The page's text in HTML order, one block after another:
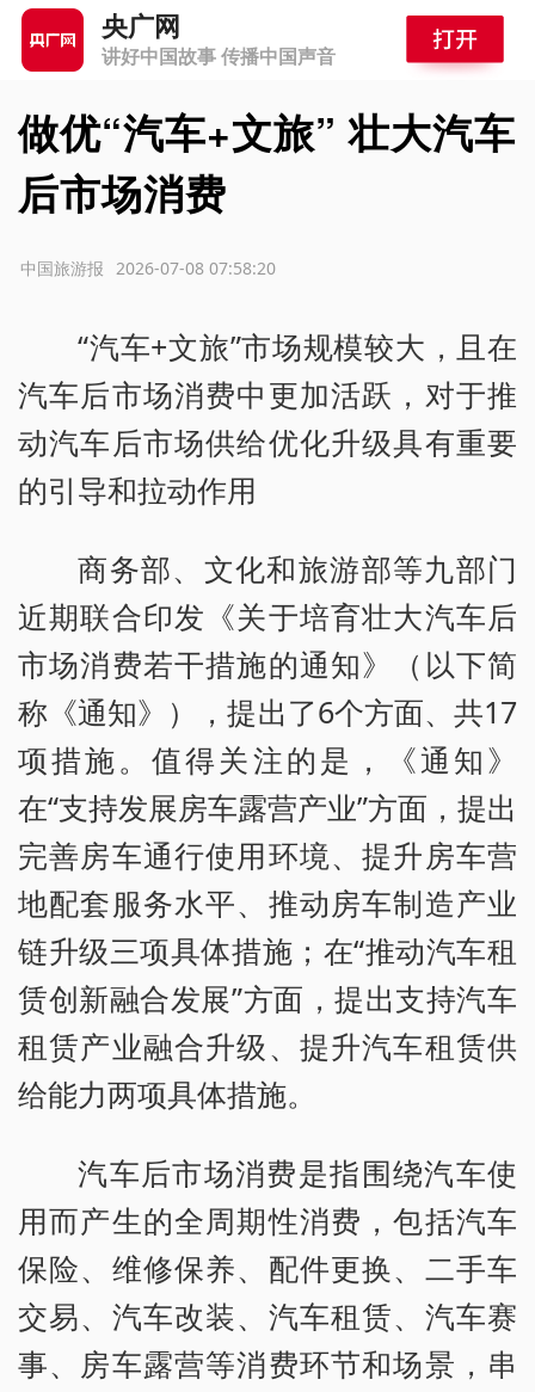
央广网
讲好中国故事 传播中国声音
做优“汽车+文旅” 壮大汽车
后市场消费
2026-07-08 07:58:20
中国旅游报
“汽车+文旅”市场规模较大，且在
汽车后市场消费中更加活跃，对于推
动汽车后市场供给优化升级具有重要
的引导和拉动作用
商务部、文化和旅游部等九部门
近期联合印发《关于培育壮大汽车后
市场消费若干措施的通知》（以下简
称《通知》），提出了6个方面、共17
项措施。值得关注的是，《通知》
在“支持发展房车露营产业”方面，提出
完善房车通行使用环境、提升房车营
地配套服务水平、推动房车制造产业
链升级三项具体措施；在“推动汽车租
赁创新融合发展”方面，提出支持汽车
租赁产业融合升级、提升汽车租赁供
给能力两项具体措施。
汽车后市场消费是指围绕汽车使
用而产生的全周期性消费，包括汽车
保险、维修保养、配件更换、二手车
交易、汽车改装、汽车租赁、汽车赛
事、房车露营等消费环节和场景，串